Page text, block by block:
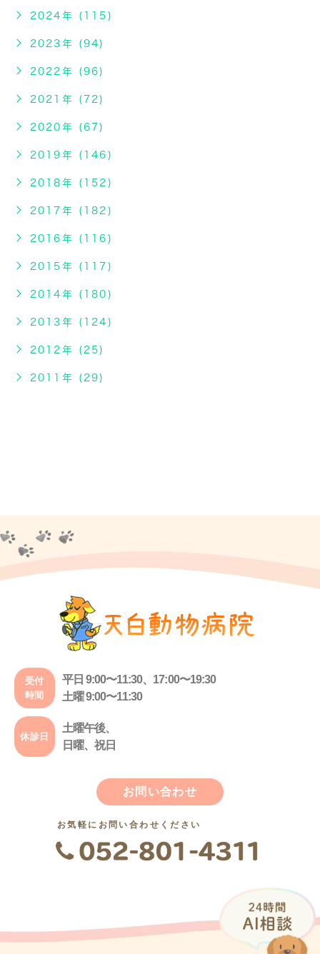
2024年 (115)
2023年 (94)
2022年 (96)
2021年 (72)
2020年 (67)
2019年 (146)
2018年 (152)
2017年 (182)
2016年 (116)
2015年 (117)
2014年 (180)
2013年 (124)
2012年 (25)
2011年 (29)
受付
時間
平日 9:00〜11:30、17:00〜19:30
土曜 9:00〜11:30
休診日
土曜午後、
日曜、祝日
お問い合わせ
お気軽にお問い合わせください